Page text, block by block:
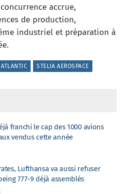
accrue,
de production,
industriel et préparation à
STELIA AEROSPACE
franchi le cap des 1000 avions
vendus cette année
Lufthansa va aussi refuser
777-9 déjà assemblés